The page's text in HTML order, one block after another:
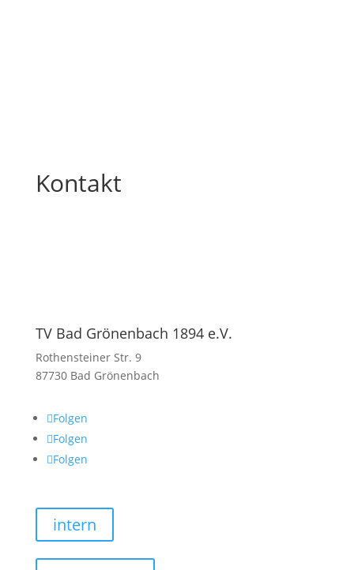
Kontakt
TV Bad Grönenbach 1894 e.V.
Rothensteiner Str. 9
87730 Bad Grönenbach
Folgen
Folgen
Folgen
intern